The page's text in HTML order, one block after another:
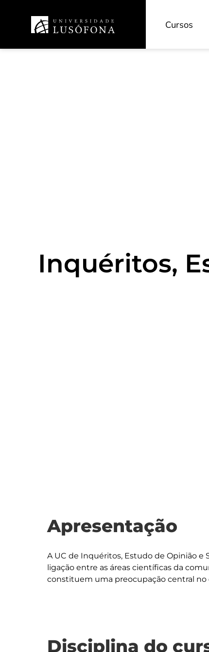
Cursos
Inquéritos,
Apresentação
A UC de Inquéritos, Estudo de Opinião e
ligação entre as áreas científicas da
Disciplina do